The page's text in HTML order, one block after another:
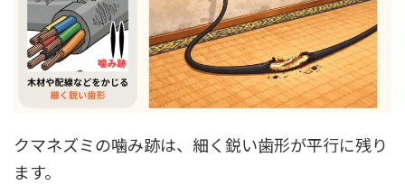
クマネズミの噛み跡は、細く鋭い歯形が平行に残り
ます。